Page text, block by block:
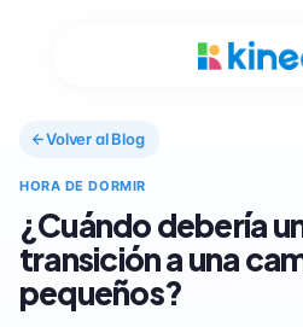
Volver al Blog
HORA DE DORMIR
¿Cuándo debería
transición a una
pequeños?